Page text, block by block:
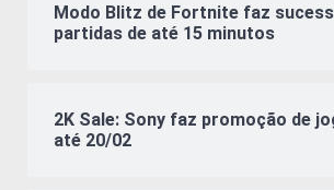
Modo Blitz de Fortnite faz
partidas de até 15 minutos
2K Sale: Sony faz promoção de
até 20/02